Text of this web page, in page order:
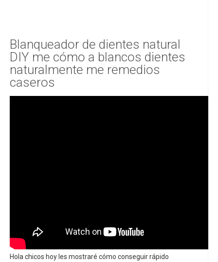
Blanqueador de dientes natural
DIY me cómo a blancos dientes
naturalmente me remedios
caseros
Hola chicos hoy les mostraré cómo conseguir rápido